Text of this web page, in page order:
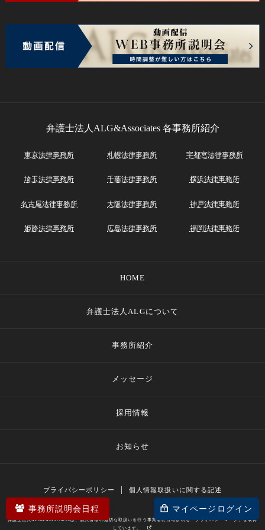
マイページログイン
事務所説明会日程
弁護士法人ALG&Associates 各事務所紹介
東京法律事務所 札幌法律事務所 宇都宮法律事務所
埼玉法律事務所 千葉法律事務所 横浜法律事務所
名古屋法律事務所 大阪法律事務所 神戸法律事務所
姫路法律事務所 広島法律事務所 福岡法律事務所
HOME
弁護士法人ALGについて
事務所紹介
メッセージ
採用情報
お知らせ
プライバシーポリシー 個人情報取扱いに関する記述
弁護士法人ALG&Associatesは、個人情報の適切な取扱いを行う事業者に付与される「プライバシーマーク」を取得
しています。